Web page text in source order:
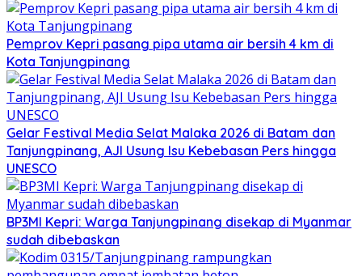
Pemprov Kepri pasang pipa utama air bersih 4 km di
Kota Tanjungpinang
Gelar Festival Media Selat Malaka 2026 di Batam dan
Tanjungpinang, AJI Usung Isu Kebebasan Pers hingga
UNESCO
BP3MI Kepri: Warga Tanjungpinang disekap di Myanmar
sudah dibebaskan